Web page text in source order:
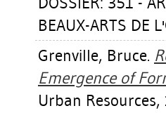
BEAUX-ARTS DE
Grenville, Bruce.
Emergence of
Urban Resources,